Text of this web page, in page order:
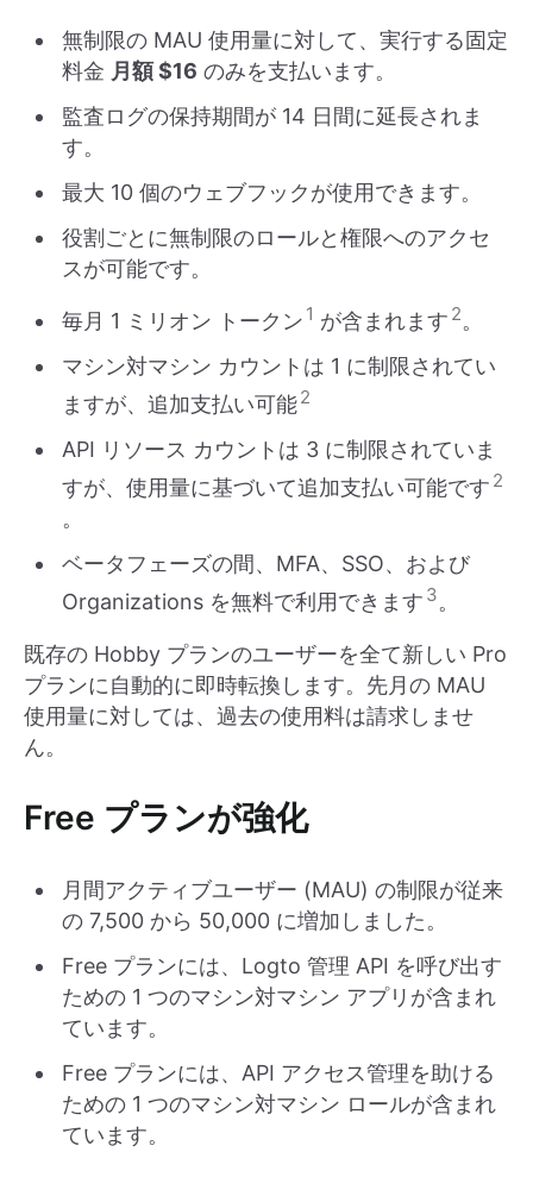
無制限の MAU 使用量に対して、実行する固定
料金 月額 $16 のみを支払います。
監査ログの保持期間が 14 日間に延長されま
す。
最大 10 個のウェブフックが使用できます。
役割ごとに無制限のロールと権限へのアクセ
スが可能です。
毎月 1 ミリオン トークン 1 が含まれます 2。
マシン対マシン カウントは 1 に制限されてい
ますが、追加支払い可能2
API リソース カウントは 3 に制限されていま
すが、使用量に基づいて追加支払い可能です 2
。
ベータフェーズの間、MFA、SSO、および
Organizations を無料で利用できます 3。
既存の Hobby プランのユーザーを全て新しい Pro
プランに自動的に即時転換します。先月の MAU
使用量に対しては、過去の使用料は請求しませ
ん。
Free プランが強化
月間アクティブユーザー (MAU) の制限が従来
の 7,500 から 50,000 に増加しました。
Free プランには、Logto 管理 API を呼び出す
ための 1 つのマシン対マシン アプリが含まれ
ています。
Free プランには、API アクセス管理を助ける
ための 1 つのマシン対マシン ロールが含まれ
ています。